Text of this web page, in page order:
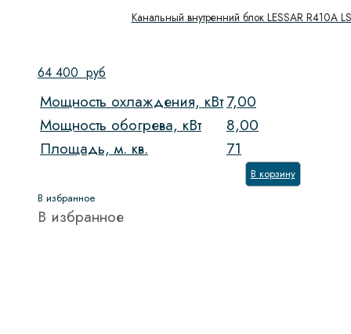
Канальный внутренний блок LESSAR R410A
64 400 руб
Мощность охлаждения, кВт7,00
Мощность обогрева, кВт
8,00
Площадь, м. кв.
71
В корзину
В избранное
В избранное